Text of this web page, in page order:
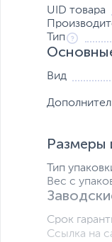
Совместное
Вы можете
дисплеем UHD
Держите iPad
Порт USB
держать ваш
UID товара
Тип
Вид
Размеры
Тип
Вес с
Срок
Ссылка на